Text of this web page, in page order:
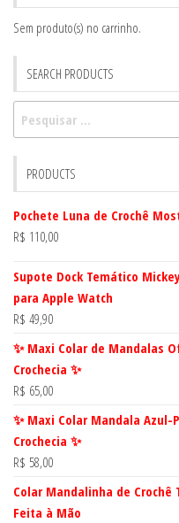
Sem produto(s) no carrinho.
SEARCH PRODUCTS
Pesquisar
por:
PRODUCTS
Pochete Luna de Crochê
R$ 110,00
Supote Dock Temático
para Apple Watch
R$ 49,90
✨ Maxi Colar de Mandalas
Crochecia ✨
R$ 65,00
✨ Maxi Colar Mandala Azul-
Crochecia ✨
R$ 58,00
Colar Mandalinha de
Feita à Mão